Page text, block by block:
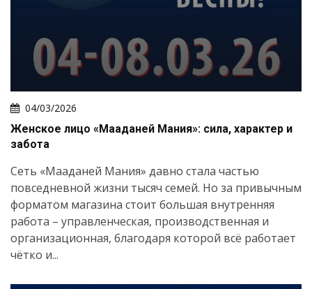
04/03/2026
Женское лицо «Мааданей Мания»: сила, характер и
забота
Сеть «Мааданей Мания» давно стала частью
повседневной жизни тысяч семей. Но за привычным
форматом магазина стоит большая внутренняя
работа – управленческая, производственная и
организационная, благодаря которой всё работает
чётко и...